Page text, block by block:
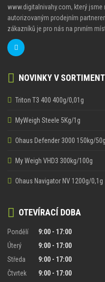
www.digitalnivahy.com, který
autorizovaným prodejním
zákazníků je pro nás na prvním
NOVINKY V
Triton T3 400 400g/0,01g
MyWeigh Steele 5Kg/1g
Ohaus Defender 3000 150kg/50g
My Weigh VHD3 300kg/100g
Ohaus Navigator NV 1200g/0,1g
OTEVÍRACÍ DOBA
Pondělí
9:00 - 17:00
Úterý
9:00 - 17:00
Středa
9:00 - 17:00
Čtvrtek
9:00 - 17:00